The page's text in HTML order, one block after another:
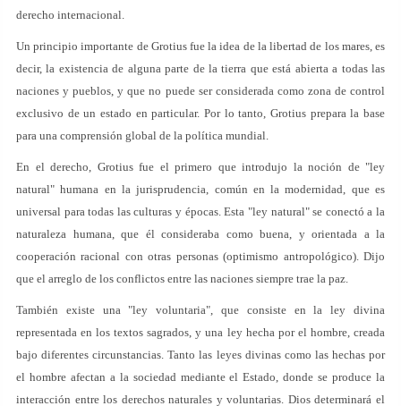
derecho internacional.
Un principio importante de Grotius fue la idea de la libertad de los mares, es
decir, la existencia de alguna parte de la tierra que está abierta a todas las
naciones y pueblos, y que no puede ser considerada como zona de control
exclusivo de un estado en particular. Por lo tanto, Grotius prepara la base
para una comprensión global de la política mundial.
En el derecho, Grotius fue el primero que introdujo la noción de "ley
natural" humana en la jurisprudencia, común en la modernidad, que es
universal para todas las culturas y épocas. Esta "ley natural" se conectó a la
naturaleza humana, que él consideraba como buena, y orientada a la
cooperación racional con otras personas (optimismo antropológico). Dijo
que el arreglo de los conflictos entre las naciones siempre trae la paz.
También existe una "ley voluntaria", que consiste en la ley divina
representada en los textos sagrados, y una ley hecha por el hombre, creada
bajo diferentes circunstancias. Tanto las leyes divinas como las hechas por
el hombre afectan a la sociedad mediante el Estado, donde se produce la
interacción entre los derechos naturales y voluntarias. Dios determinará el